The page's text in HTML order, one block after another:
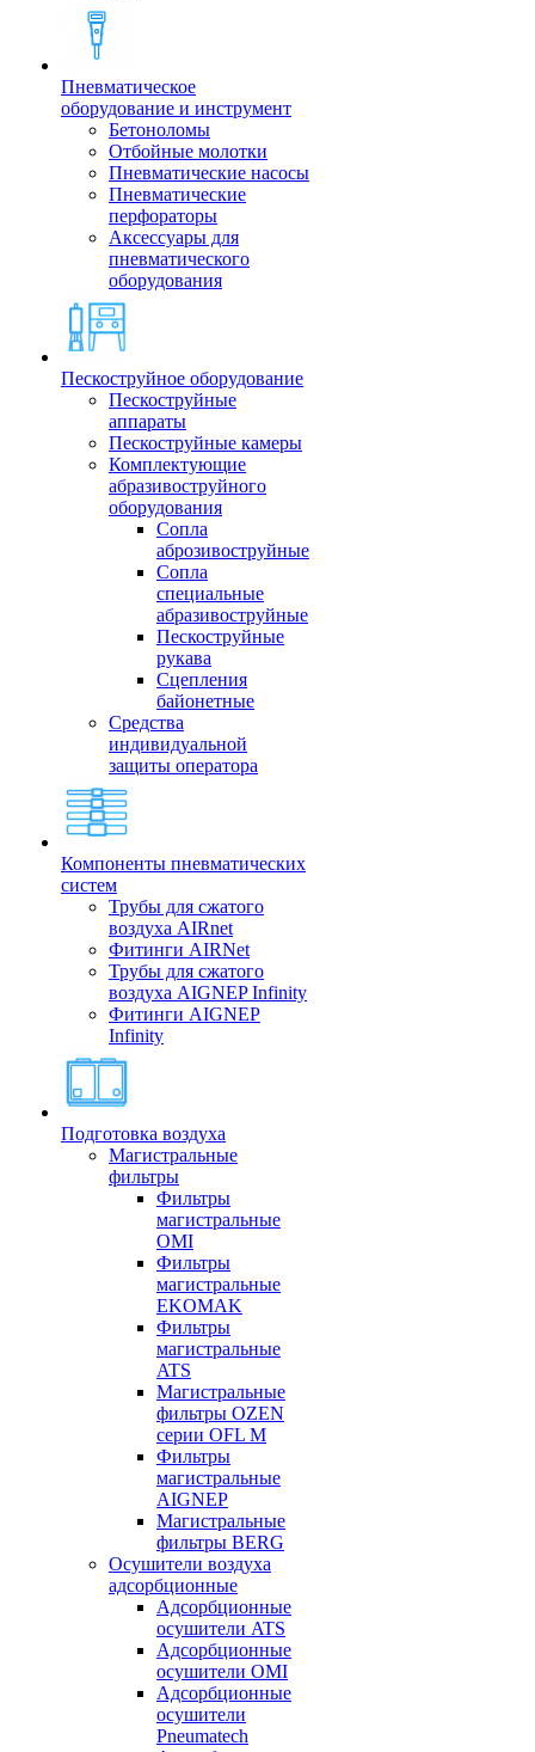
Пневматическое
оборудование и инструмент
Бетоноломы
Отбойные молотки
Пневматические насосы
Пневматические
перфораторы
Аксессуары для
пневматического
оборудования
Пескоструйное оборудование
Пескоструйные
аппараты
Пескоструйные камеры
Комплектующие
абразивоструйного
оборудования
Сопла
аброзивоструйные
Сопла
специальные
абразивоструйные
Пескоструйные
рукава
Сцепления
байонетные
Средства
индивидуальной
защиты оператора
Компоненты пневматических
систем
Трубы для сжатого
воздуха AIRnet
Фитинги AIRNet
Трубы для сжатого
воздуха AIGNEP Infinity
Фитинги AIGNEP
Infinity
Подготовка воздуха
Магистральные
фильтры
Фильтры
магистральные
OMI
Фильтры
магистральные
EKOMAK
Фильтры
магистральные
ATS
Магистральные
фильтры OZEN
серии OFL M
Фильтры
магистральные
AIGNEP
Магистральные
фильтры BERG
Осушители воздуха
адсорбционные
Адсорбционные
осушители ATS
Адсорбционные
осушители OMI
Адсорбционные
осушители
Pneumatech